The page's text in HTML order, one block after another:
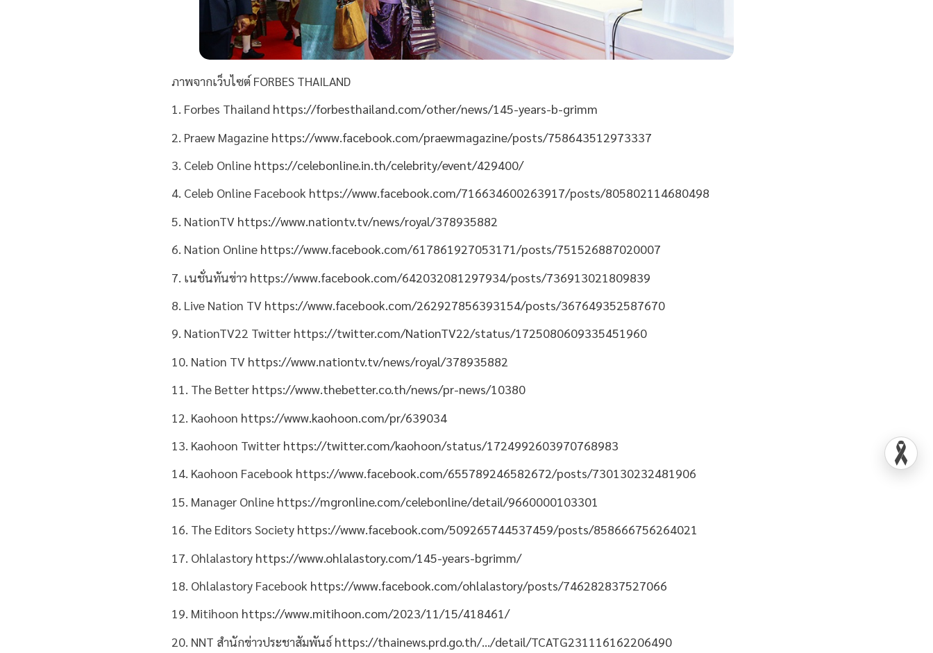
ภาพจากเว็บไซต์ FORBES THAILAND
1. Forbes Thailand https://forbesthailand.com/other/news/145-years-b-grimm
2. Praew Magazine https://www.facebook.com/praewmagazine/posts/758643512973337
3. Celeb Online https://celebonline.in.th/celebrity/event/429400/
4. Celeb Online Facebook https://www.facebook.com/716634600263917/posts/805802114680498
5. NationTV https://www.nationtv.tv/news/royal/378935882
6. Nation Online https://www.facebook.com/617861927053171/posts/751526887020007
7. เนชั่นทันข่าว https://www.facebook.com/642032081297934/posts/736913021809839
8. Live Nation TV https://www.facebook.com/262927856393154/posts/367649352587670
9. NationTV22 Twitter https://twitter.com/NationTV22/status/1725080609335451960
10. Nation TV https://www.nationtv.tv/news/royal/378935882
11. The Better https://www.thebetter.co.th/news/pr-news/10380
12. Kaohoon https://www.kaohoon.com/pr/639034
13. Kaohoon Twitter https://twitter.com/kaohoon/status/1724992603970768983
14. Kaohoon Facebook https://www.facebook.com/655789246582672/posts/730130232481906
15. Manager Online https://mgronline.com/celebonline/detail/9660000103301
16. The Editors Society https://www.facebook.com/509265744537459/posts/858666756264021
17. Ohlalastory https://www.ohlalastory.com/145-years-bgrimm/
18. Ohlalastory Facebook https://www.facebook.com/ohlalastory/posts/746282837527066
19. Mitihoon https://www.mitihoon.com/2023/11/15/418461/
20. NNT สำนักข่าวประชาสัมพันธ์https://thainews.prd.go.th/…/detail/TCATG231116162206490